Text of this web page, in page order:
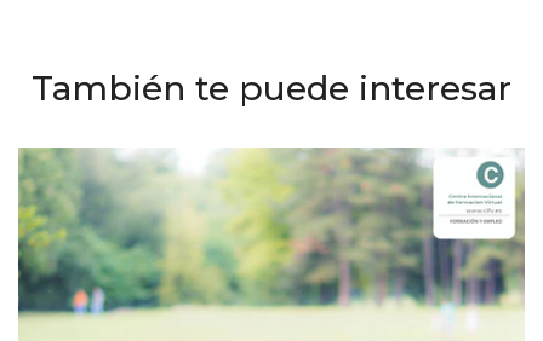
También te puede interesar